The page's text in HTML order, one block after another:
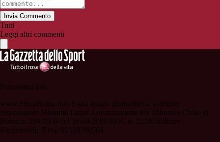
Invia Commento
Tutti
Leggi altri commenti
Forzaroma.info
www.ForzaRoma.info è una testata giornalistica. Direttore
responsabile Massimo Limiti Autorizzazione del Tribunale Civile di
Roma n. 299/2009 del 18-09-2009 ROC n. 21241 Editore
Soccermedia P.Iva: 02118780564